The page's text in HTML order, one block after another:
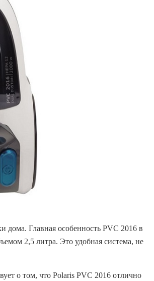
дома. Главная особенность PVC 2016 в
2,5 литра. Это удобная система, не
о том, что Polaris PVC 2016 отлично